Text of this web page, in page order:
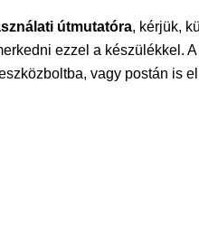
útmutatóra, kérjük,
ezzel a készülékkel.
vagy postán is